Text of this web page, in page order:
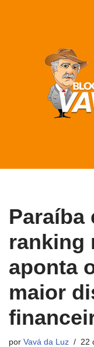
Paraíba
ranking
aponta
maior
por Vavá da Luz 22